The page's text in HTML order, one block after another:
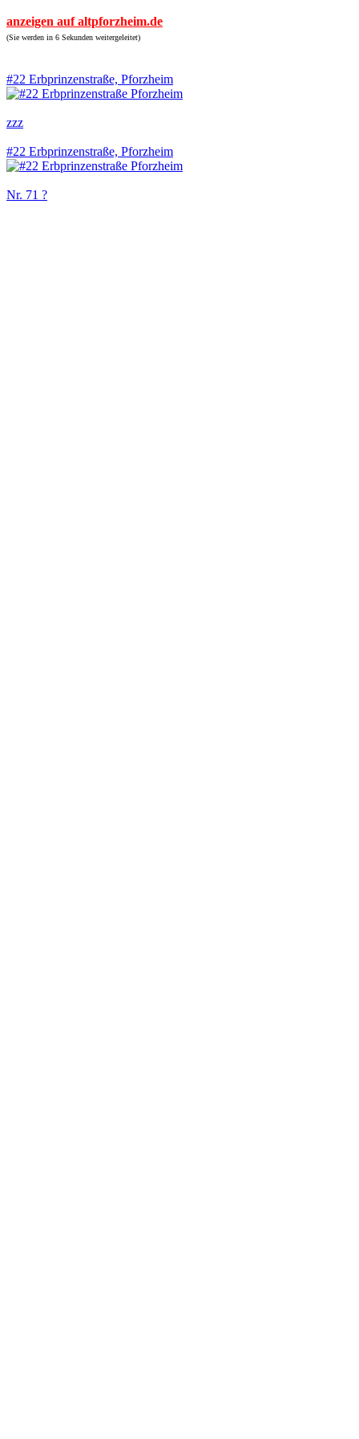
anzeigen auf altpforzheim.de
(Sie werden in 6 Sekunden weitergeleitet)
#22 Erbprinzenstraße, Pforzheim
zzz
#22 Erbprinzenstraße, Pforzheim
Nr. 71 ?